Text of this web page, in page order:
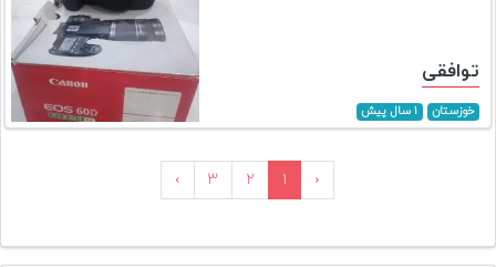
توافقی
خوزستان ۱ سال پیش
‹ ۱ ۲ ۳ ›